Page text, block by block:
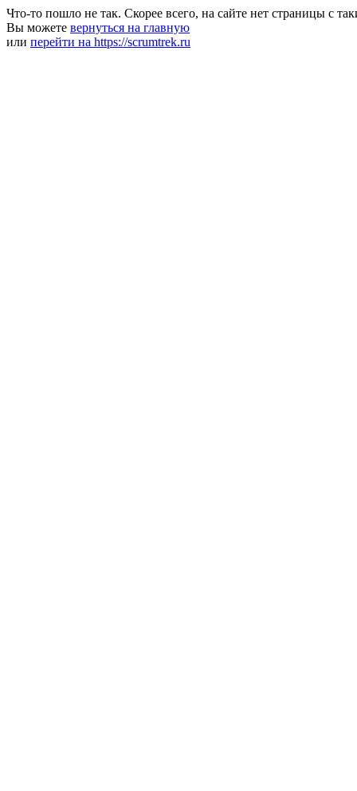
Что-то пошло не так. Скорее всего, на сайте нет страницы с
Вы можете вернуться на главную
или перейти на https://scrumtrek.ru